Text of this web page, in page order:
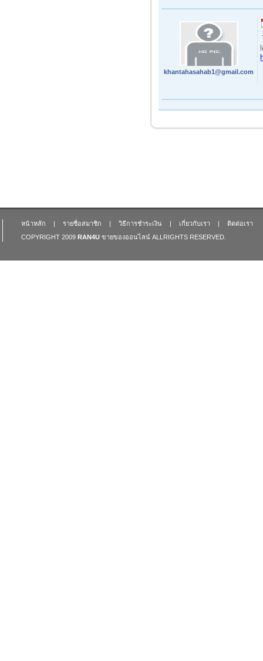
khantahasahab1@gmail.com
หน้าหลัก | รายชื่อสมาชิก | วิธีการชำระเงิน | เกี่ยวกับเรา |
ติดต่อเรา
COPYRIGHT 2009 RAN4U ขายของออนไลน์ ALLRIGHTS RESERVED.